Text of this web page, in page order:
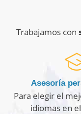
Trabajamos con
Asesoría
Para elegir el
idiomas en